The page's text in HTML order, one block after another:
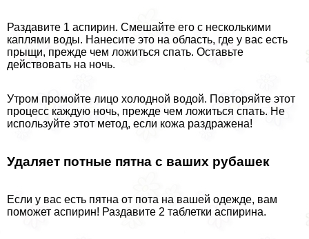
Раздавите 1 аспирин. Смешайте его с несколькими
каплями воды. Нанесите это на область, где у вас есть
прыщи, прежде чем ложиться спать. Оставьте
действовать на ночь.
Утром промойте лицо холодной водой. Повторяйте этот
процесс каждую ночь, прежде чем ложиться спать. Не
используйте этот метод, если кожа раздражена!
Удаляет потные пятна с ваших рубашек
Если у вас есть пятна от пота на вашей одежде, вам
поможет аспирин! Раздавите 2 таблетки аспирина.